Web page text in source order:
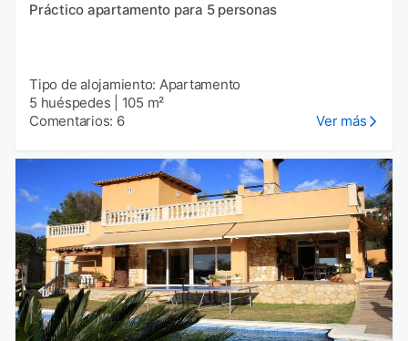
Práctico apartamento para 5 personas
Tipo de alojamiento: Apartamento
5 huéspedes
105 m²
Comentarios: 6
Ver más